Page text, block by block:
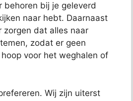
behoren bij je geleverd
naar hebt. Daarnaast
zorgen dat alles naar
zodat er geen
voor het weghalen of
Wij zijn uiterst